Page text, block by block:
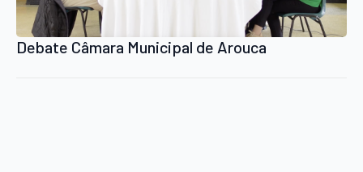
Debate Câmara Municipal de Arouca